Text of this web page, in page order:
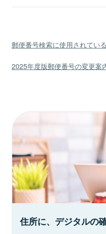
郵便番号検索に使用されてい
2025年度版郵便番号の変更案
住所に、デジタルの